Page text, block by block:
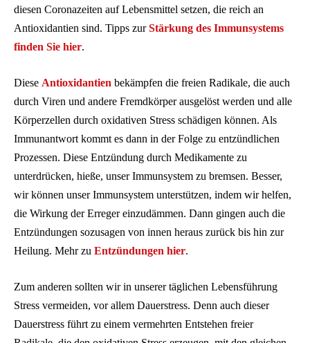
diesen Coronazeiten auf Lebensmittel setzen, die reich an
Antioxidantien sind. Tipps zurStärkung des Immunsystems
finden Sie hier.
Diese Antioxidantien bekämpfen die freien Radikale, die auch
durch Viren und andere Fremdkörper ausgelöst werden und alle
Körperzellen durch oxidativen Stress schädigen können. Als
Immunantwort kommt es dann in der Folge zu entzündlichen
Prozessen. Diese Entzündung durch Medikamente zu
unterdrücken, hieße, unser Immunsystem zu bremsen. Besser,
wir können unser Immunsystem unterstützen, indem wir helfen,
die Wirkung der Erreger einzudämmen. Dann gingen auch die
Entzündungen sozusagen von innen heraus zurück bis hin zur
Heilung. Mehr zu Entzündungen hier.
Zum anderen sollten wir in unserer täglichen Lebensführung
Stress vermeiden, vor allem Dauerstress. Denn auch dieser
Dauerstress führt zu einem vermehrten Entstehen freier